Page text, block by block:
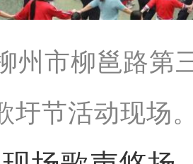
州市柳邕路第
圩节活动现场